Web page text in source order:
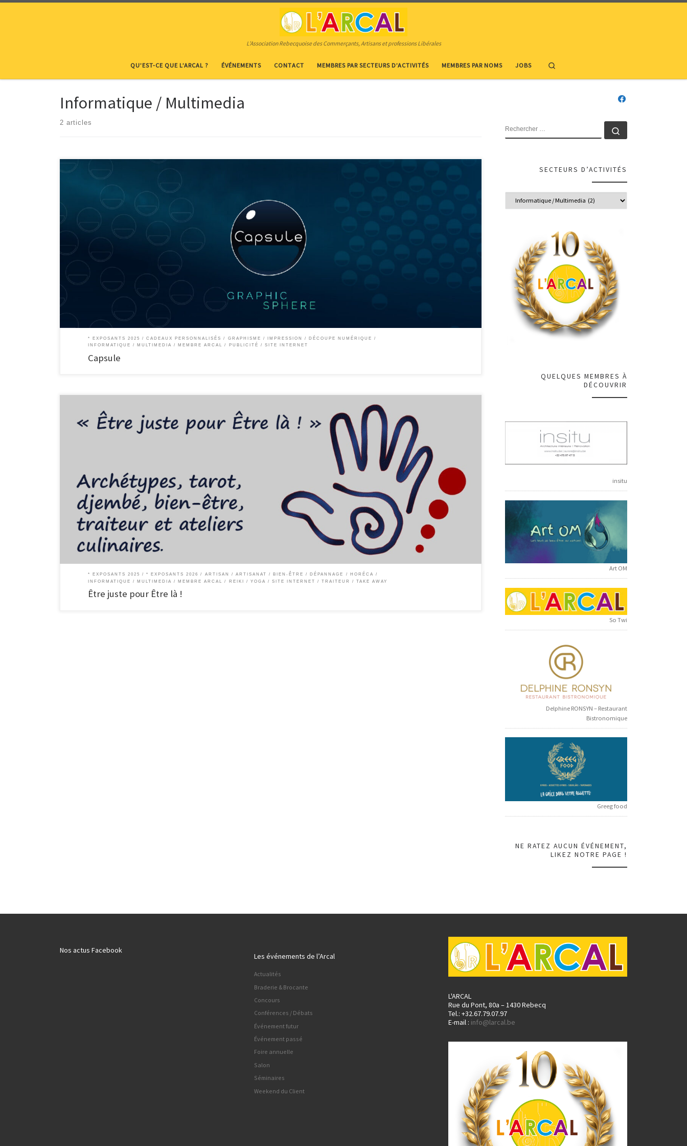
L’Association Rebecquoise des Commerçants, Artisans et professions Libérales
QU’EST-CE QUE L’ARCAL ? ÉVÉNEMENTS CONTACT MEMBRES PAR SECTEURS D’ACTIVITÉS MEMBRES PAR NOMS JOBS
Informatique / Multimedia
2 articles
Capsule est une sphère de création graphique. Tout ce qui touche au monde visuel, à l’image. à l’esthétique, sous quelque forme qu’elle soit, y est
exploré … Nous formons un team de graphistes – directeurs artistiques alliant notre complémentarité afin d’arriver à un résultat mürement réfléchi
tout en répondant aux […]
* EXPOSANTS 2025 CADEAUX PERSONNALISÉS
GRAPHISME / IMPRESSION / DÉCOUPE NUMÉRIQUE
INFORMATIQUE / MULTIMEDIA
MEMBRE ARCAL PUBLICITÉ SITE INTERNET
Capsule
Être juste pour Être là ! En cuisine, en rythme, en conscience, en couleur ou en 2.0 « Être juste pour Être là ! » Ayant plusieurs cordes à mon arc, dans ma
vie professionnelle comme dans ma vie privée, je cherche à voir les choses dans la globalité, sous […]
* EXPOSANTS 2025 * EXPOSANTS 2026 ARTISAN ARTISANAT BIEN-ÊTRE DÉPANNAGE
HORÉCA
INFORMATIQUE / MULTIMEDIA
MEMBRE ARCAL REIKI / YOGA SITE INTERNET TRAITEUR / TAKE AWAY
Être juste pour Être là !
RECHERCHER
SECTEURS D’ACTIVITÉS
QUELQUES MEMBRES À
DÉCOUVRIR
insitu
Art OM
So Twi
Delphine RONSYN – Restaurant
Bistronomique
Greeg food
NE RATEZ AUCUN ÉVÉNEMENT,
LIKEZ NOTRE PAGE !
Nos actus Facebook
Les événements de l’Arcal
Actualités
Braderie & Brocante
Concours
Conférences / Débats
Événement futur
Événement passé
Foire annuelle
Salon
Séminaires
Weekend du Client
L'ARCAL
Rue du Pont, 80a – 1430 Rebecq
Tel.: +32.67.79.07.97
E-mail : info@larcal.be